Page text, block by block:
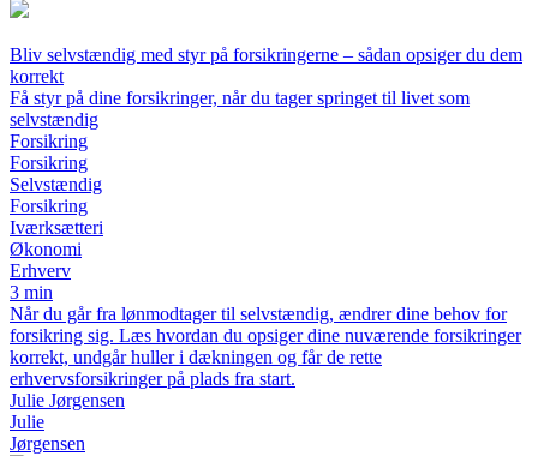
Bliv selvstændig med styr på forsikringerne – sådan opsiger du dem
korrekt
Få styr på dine forsikringer, når du tager springet til livet som
selvstændig
Forsikring
Forsikring
Selvstændig
Forsikring
Iværksætteri
Økonomi
Erhverv
3 min
Når du går fra lønmodtager til selvstændig, ændrer dine behov for
forsikring sig. Læs hvordan du opsiger dine nuværende forsikringer
korrekt, undgår huller i dækningen og får de rette
erhvervsforsikringer på plads fra start.
Julie Jørgensen
Julie
Jørgensen